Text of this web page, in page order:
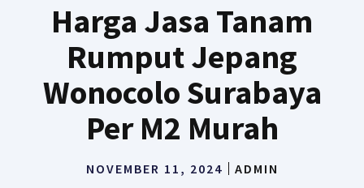
Harga Jasa Tanam
Rumput Jepang
Wonocolo Surabaya
Per M2 Murah
NOVEMBER 11, 2024 ADMIN